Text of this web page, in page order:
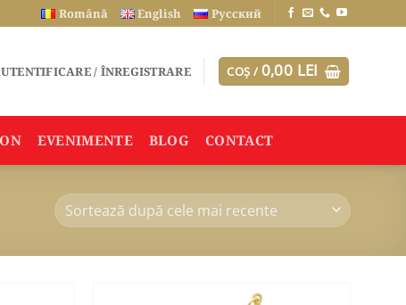
Română English Русский
/ ÎNREGISTRARE COȘ / 0,00 LEI
EVENIMENTE BLOG CONTACT